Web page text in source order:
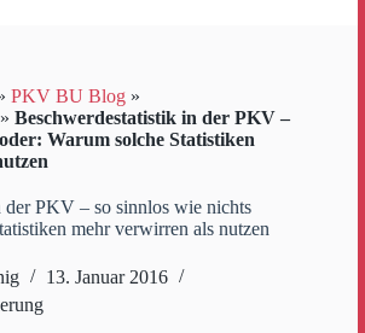
PKV BU Blog »
» Beschwerdestatistik in der PKV –
Warum solche Statistiken
der PKV – so sinnlos wie nichts
mehr verwirren als nutzen
13. Januar 2016